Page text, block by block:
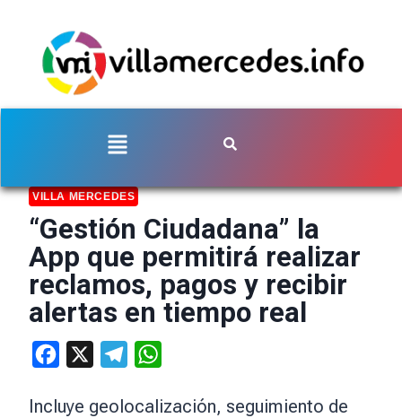
VILLA MERCEDES
“Gestión Ciudadana” la
App que permitirá realizar
reclamos, pagos y recibir
alertas en tiempo real
Facebook Telegram
Incluye geolocalización, seguimiento de